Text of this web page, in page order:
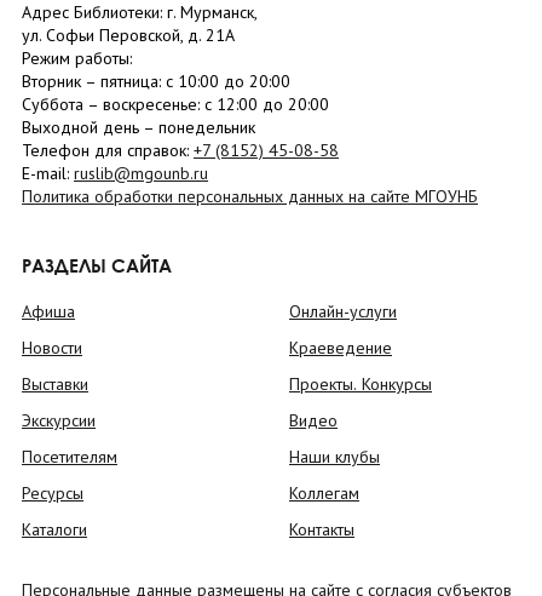
Адрес Библиотеки: г. Мурманск,
ул. Софьи Перовской, д. 21А
Режим работы:
Вторник – пятница: с 10:00 до 20:00
Суббота – воскресенье: c 12:00 до 20:00
Выходной день – понедельник
Телефон для справок: +7 (8152) 45-08-58
E-mail: ruslib@mgounb.ru
Политика обработки персональных данных на сайте МГОУНБ
РАЗДЕЛЫ САЙТА
Афиша
Новости
Выставки
Экскурсии
Посетителям
Ресурсы
Каталоги
Онлайн-услуги
Краеведение
Проекты. Конкурсы
Видео
Наши клубы
Коллегам
Контакты
Персональные данные размещены на сайте с согласия субъектов